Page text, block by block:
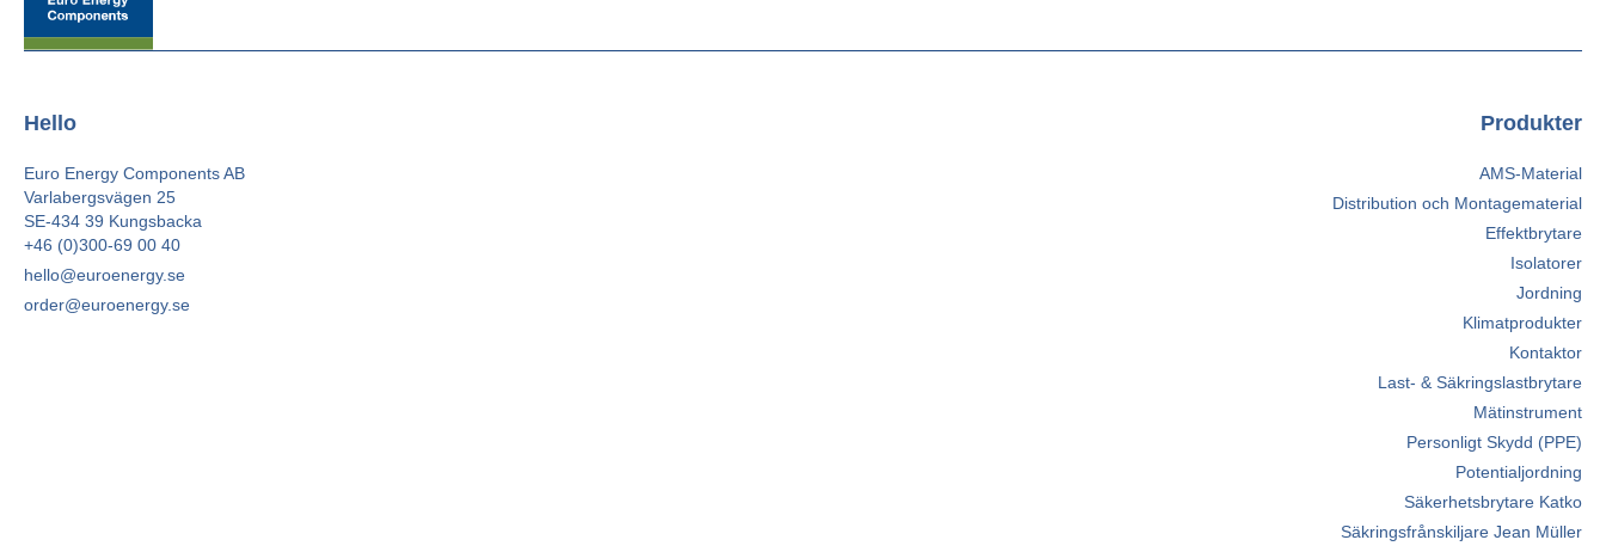
Produkter
AMS-Material
Distribution och Montagematerial
Effektbrytare
Isolatorer
Jordning
Klimatprodukter
Kontaktor
Last- & Säkringslastbrytare
Mätinstrument
Personligt Skydd (PPE)
Potentialjordning
Säkerhetsbrytare Katko
Säkringsfrånskiljare Jean Müller
Hello
Euro Energy Components AB
Varlabergsvägen 25
SE-434 39 Kungsbacka
+46 (0)300-69 00 40
hello@euroenergy.se
order@euroenergy.se